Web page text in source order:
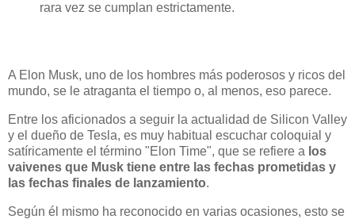
rara vez se cumplan estrictamente.
A Elon Musk, uno de los hombres más poderosos y ricos del
mundo, se le atraganta el tiempo o, al menos, eso parece.
Entre los aficionados a seguir la actualidad de Silicon Valley
y el dueño de Tesla, es muy habitual escuchar coloquial y
satíricamente el término "Elon Time", que se refiere a los
vaivenes que Musk tiene entre las fechas prometidas y
las fechas finales de lanzamiento.
Según él mismo ha reconocido en varias ocasiones, esto se